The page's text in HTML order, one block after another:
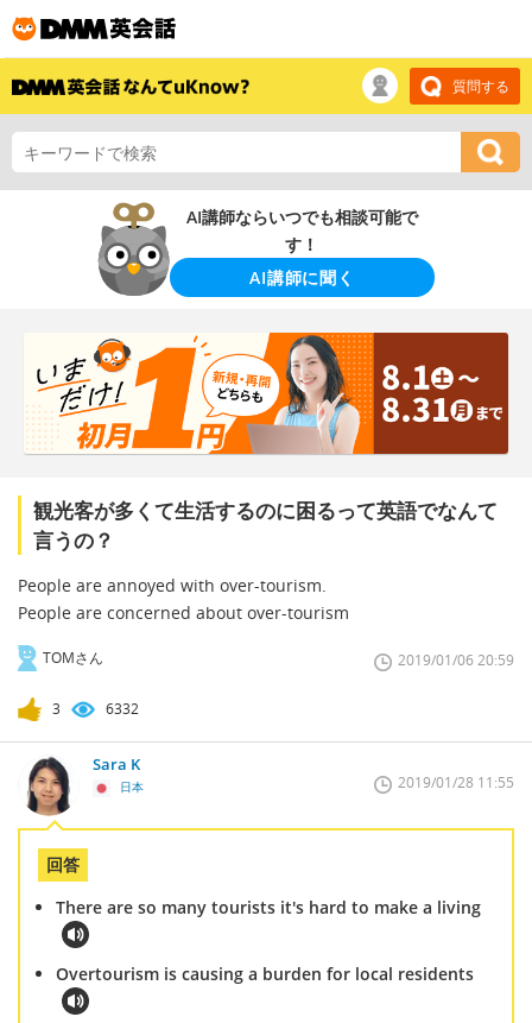
質問する
AI講師ならいつでも相談可能で
す！
AI講師に聞く
観光客が多くて生活するのに困るって英語でなんて
言うの？
People are annoyed with over-tourism.
People are concerned about over-tourism
TOMさん 2019/01/06 20:59
3 6332
Sara K
日本 2019/01/28 11:55
回答
There are so many tourists it's hard to make a living
Overtourism is causing a burden for local residents